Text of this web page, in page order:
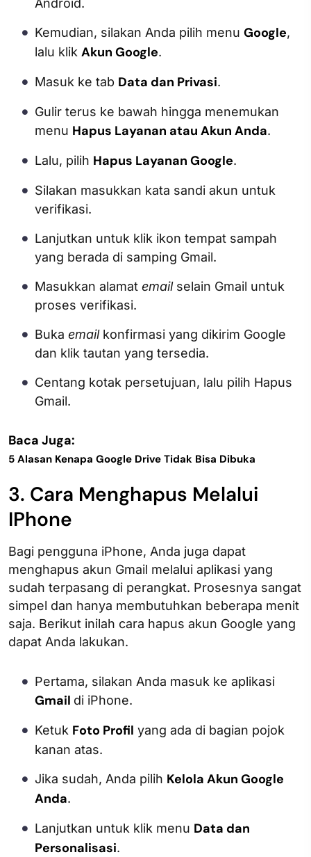
Kemudian, silakan Anda pilih menu Google,
lalu klik Akun Google.
Masuk ke tab Data dan Privasi.
Gulir terus ke bawah hingga menemukan
menu Hapus Layanan atau Akun Anda.
Lalu, pilih Hapus Layanan Google.
Silakan masukkan kata sandi akun untuk
verifikasi.
Lanjutkan untuk klik ikon tempat sampah
yang berada di samping Gmail.
Masukkan alamat emailselain Gmail untuk
proses verifikasi.
Buka emailkonfirmasi yang dikirim Google
dan klik tautan yang tersedia.
Centang kotak persetujuan, lalu pilih Hapus
Gmail.
Baca Juga:
5 Alasan Kenapa Google Drive Tidak Bisa Dibuka
3. Cara Menghapus Melalui
IPhone
Bagi pengguna iPhone, Anda juga dapat
menghapus akun Gmail melalui aplikasi yang
sudah terpasang di perangkat. Prosesnya sangat
simpel dan hanya membutuhkan beberapa menit
saja. Berikut inilah cara hapus akun Google yang
dapat Anda lakukan.
Pertama, silakan Anda masuk ke aplikasi
Gmail di iPhone.
Ketuk Foto Profil yang ada di bagian pojok
kanan atas.
Jika sudah, Anda pilih Kelola Akun Google
Anda.
Lanjutkan untuk klik menu Data dan
Personalisasi.